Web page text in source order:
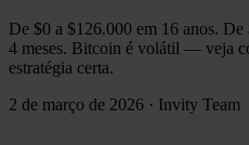
De $0 a $126.000 em 16 anos.
4 meses. Bitcoin é volátil — veja
estratégia certa.
2 de março de 2026 · Invity Team